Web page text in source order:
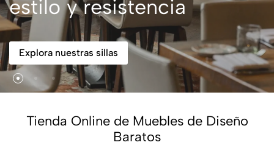
estilo y resistencia
Explora nuestras sillas
Tienda Online de Muebles de Diseño
Baratos